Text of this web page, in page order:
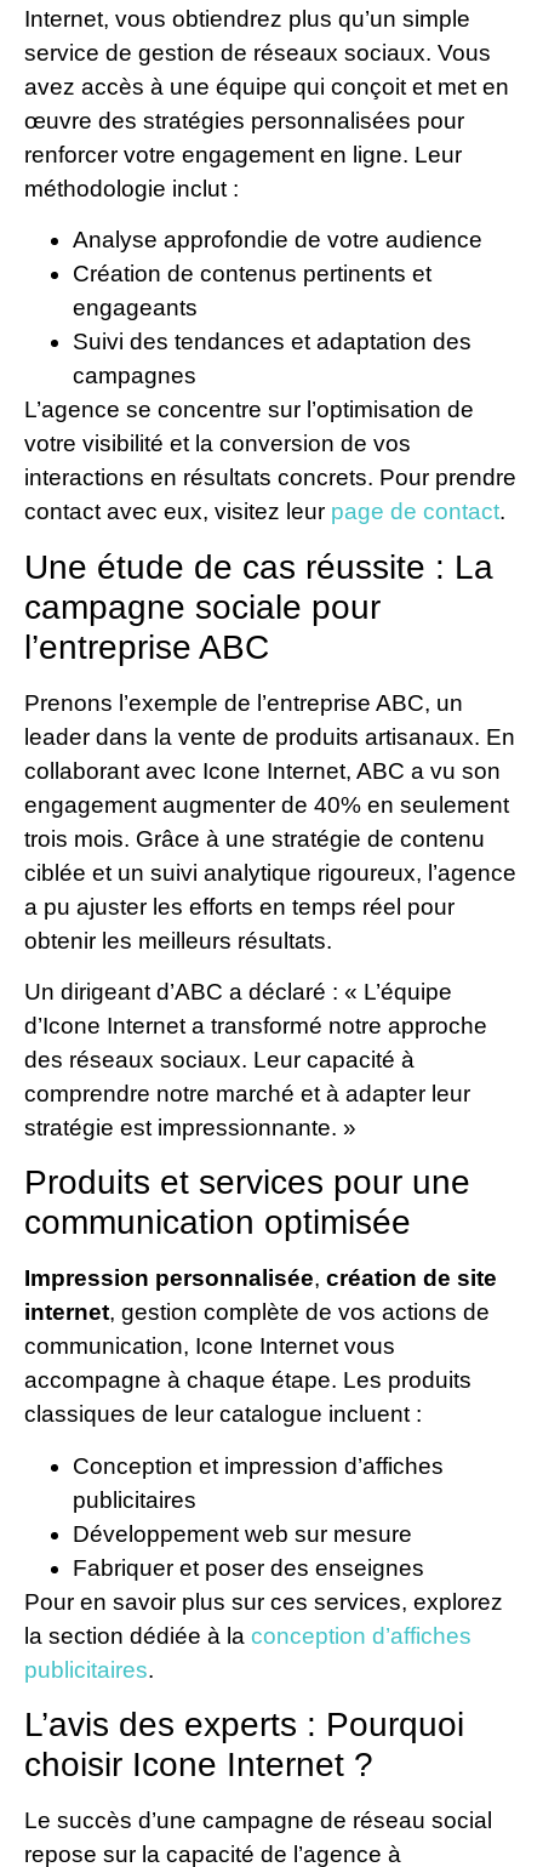
Internet, vous obtiendrez plus qu’un simple
service de gestion de réseaux sociaux. Vous
avez accès à une équipe qui conçoit et met en
œuvre des stratégies personnalisées pour
renforcer votre engagement en ligne. Leur
méthodologie inclut :
Analyse approfondie de votre audience
Création de contenus pertinents et
engageants
Suivi des tendances et adaptation des
campagnes
L’agence se concentre sur l’optimisation de
votre visibilité et la conversion de vos
interactions en résultats concrets. Pour prendre
contact avec eux, visitez leur page de contact.
Une étude de cas réussite : La
campagne sociale pour
l’entreprise ABC
Prenons l’exemple de l’entreprise ABC, un
leader dans la vente de produits artisanaux. En
collaborant avec Icone Internet, ABC a vu son
engagement augmenter de 40% en seulement
trois mois. Grâce à une stratégie de contenu
ciblée et un suivi analytique rigoureux, l’agence
a pu ajuster les efforts en temps réel pour
obtenir les meilleurs résultats.
Un dirigeant d’ABC a déclaré : « L’équipe
d’Icone Internet a transformé notre approche
des réseaux sociaux. Leur capacité à
comprendre notre marché et à adapter leur
stratégie est impressionnante. »
Produits et services pour une
communication optimisée
Impression personnalisée, création de site
internet, gestion complète de vos actions de
communication, Icone Internet vous
accompagne à chaque étape. Les produits
classiques de leur catalogue incluent :
Conception et impression d’affiches
publicitaires
Développement web sur mesure
Fabriquer et poser des enseignes
Pour en savoir plus sur ces services, explorez
la section dédiée à la conception d’affiches
publicitaires.
L’avis des experts : Pourquoi
choisir Icone Internet ?
Le succès d’une campagne de réseau social
repose sur la capacité de l’agence à